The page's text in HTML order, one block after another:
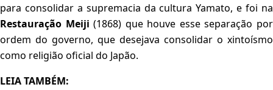
para consolidar a supremacia da cultura Yamato, e foi na
Restauração Meiji (1868) que houve esse separação por
ordem do governo, que desejava consolidar o xintoísmo
como religião oficial do Japão.
LEIA TAMBÉM: